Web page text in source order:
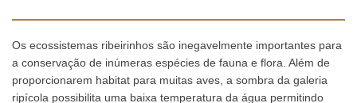
Os ecossistemas ribeirinhos são inegavelmente importantes para
a conservação de inúmeras espécies de fauna e flora. Além de
proporcionarem habitat para muitas aves, a sombra da galeria
ripícola possibilita uma baixa temperatura da água permitindo